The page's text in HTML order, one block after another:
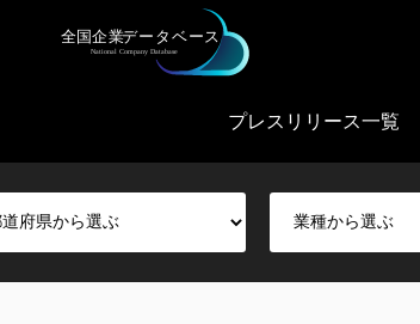
プレスリリース一覧